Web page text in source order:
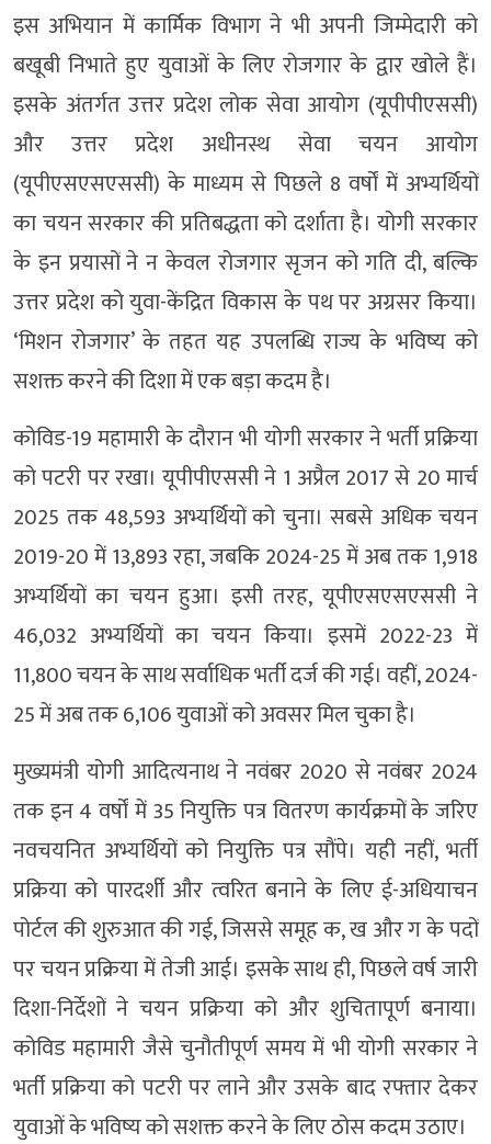
इस अभियान में कार्मिक विभाग ने भी अपनी जिम्मेदारी को
बखूबी निभाते हुए युवाओं के लिए रोजगार के द्वार खोले हैं।
इसके अंतर्गत उत्तर प्रदेश लोक सेवा आयोग (यूपीपीएससी)
और उत्तर प्रदेश अधीनस्थ सेवा चयन आयोग
(यूपीएसएसएससी) के माध्यम से पिछले 8 वर्षों में अभ्यर्थियों
का चयन सरकार की प्रतिबद्धता को दर्शाता है। योगी सरकार
के इन प्रयासों ने न केवल रोजगार सृजन को गति दी, बल्कि
उत्तर प्रदेश को युवा-केंद्रित विकास के पथ पर अग्रसर किया।
‘मिशन रोजगार’ के तहत यह उपलब्धि राज्य के भविष्य को
सशक्त करने की दिशा में एक बड़ा कदम है।
कोविड-19 महामारी के दौरान भी योगी सरकार ने भर्ती प्रक्रिया
को पटरी पर रखा। यूपीपीएससी ने 1 अप्रैल 2017 से 20 मार्च
2025 तक 48,593 अभ्यर्थियों को चुना। सबसे अधिक चयन
2019-20 में 13,893 रहा, जबकि 2024-25 में अब तक 1,918
अभ्यर्थियों का चयन हुआ। इसी तरह, यूपीएसएसएससी ने
46,032 अभ्यर्थियों का चयन किया। इसमें 2022-23 में
11,800 चयन के साथ सर्वाधिक भर्ती दर्ज की गई। वहीं, 2024-
25 में अब तक 6,106 युवाओं को अवसर मिल चुका है।
मुख्यमंत्री योगी आदित्यनाथ ने नवंबर 2020 से नवंबर 2024
तक इन 4 वर्षों में 35 नियुक्ति पत्र वितरण कार्यक्रमों के जरिए
नवचयनित अभ्यर्थियों को नियुक्ति पत्र सौंपे। यही नहीं, भर्ती
प्रक्रिया को पारदर्शी और त्वरित बनाने के लिए ई-अधियाचन
पोर्टल की शुरुआत की गई, जिससे समूह क, ख और ग के पदों
पर चयन प्रक्रिया में तेजी आई। इसके साथ ही, पिछले वर्ष जारी
दिशा-निर्देशों ने चयन प्रक्रिया को और शुचितापूर्ण बनाया।
कोविड महामारी जैसे चुनौतीपूर्ण समय में भी योगी सरकार ने
भर्ती प्रक्रिया को पटरी पर लाने और उसके बाद रफ्तार देकर
युवाओं के भविष्य को सशक्त करने के लिए ठोस कदम उठाए।